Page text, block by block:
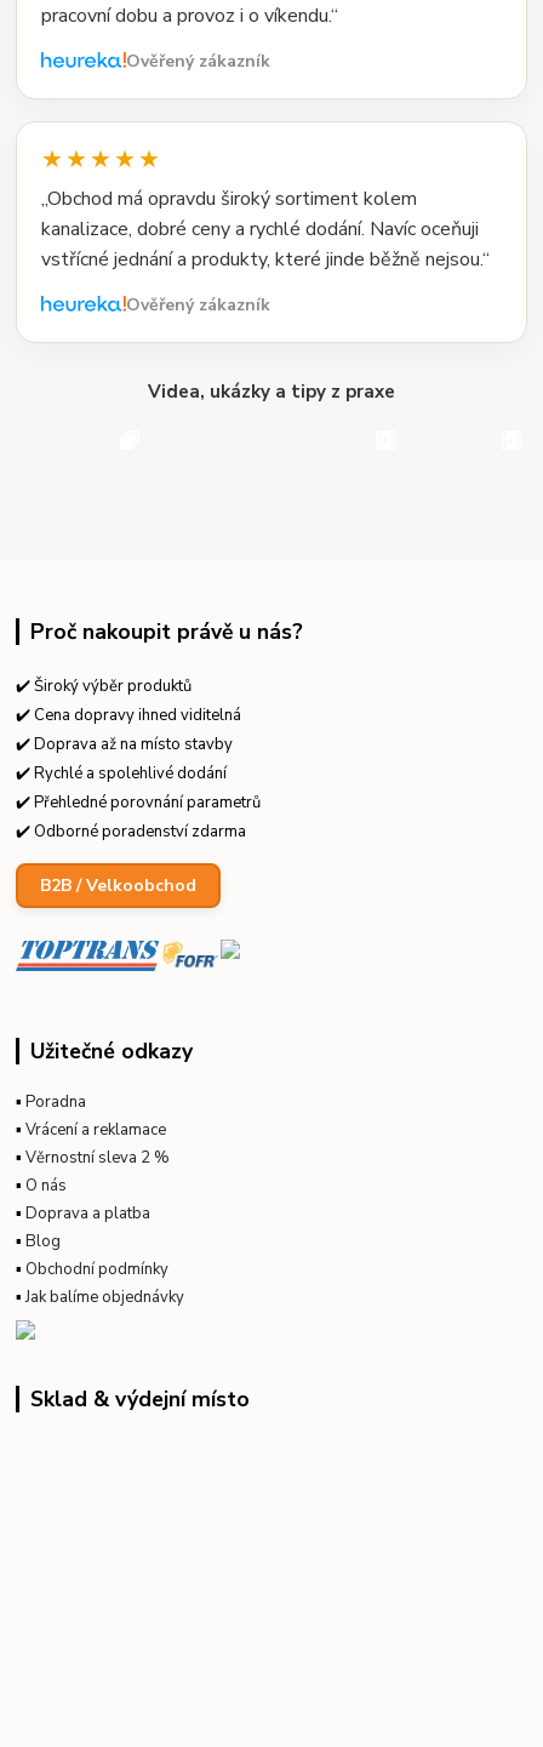
pracovní dobu a provoz i o víkendu.“
Ověřený zákazník
★★★★★
„Obchod má opravdu široký sortiment kolem
kanalizace, dobré ceny a rychlé dodání. Navíc oceňuji
vstřícné jednání a produkty, které jinde běžně nejsou.“
Ověřený zákazník
Videa, ukázky a tipy z praxe
Proč nakoupit právě u nás?
✔️ Široký výběr produktů
✔️ Cena dopravy ihned viditelná
✔️ Doprava až na místo stavby
✔️ Rychlé a spolehlivé dodání
✔️ Přehledné porovnání parametrů
✔️ Odborné poradenství zdarma
B2B / Velkoobchod
Užitečné odkazy
▪Poradna
▪Vrácení a reklamace
▪Věrnostní sleva 2 %
▪ O nás
▪Doprava a platba
▪Blog
▪ Obchodní podmínky
▪Jak balíme objednávky
Sklad & výdejní místo